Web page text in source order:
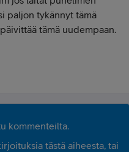
paljon tykännyt tämä
tämä uudempaan.
kommenteilta.
tästä aiheesta, tai